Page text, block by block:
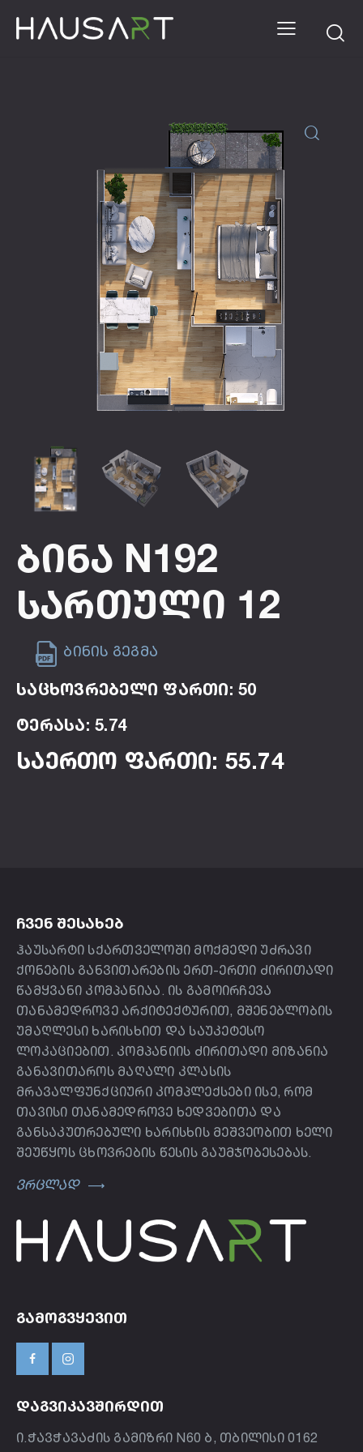
Ბინა N192
Სართული 12
ბინის გეგმა
საცხოვრებელი ფართი: 50
ტერასა: 5.74
საერთო ფართი: 55.74
ᲩᲕᲔᲜ ᲨᲔᲡᲐᲮᲔᲑ
ჰაუსარტი სქართველოში მოქმედი უძრავი
ქონების განვითარების ერთ-ერთი ძირითადი
წამყვანი კომპანიაა. ის გამოირჩევა
თანამედროვე არქიტექტურით, მშენებლობის
უმაღლესი ხარისხით და საუკეტესო
ლოკაციებით. კომპანიის ძირითადი მიზანია
განავითაროს მაღალი კლასის
მრავალფუნქციური კომპლექსები ისე, რომ
თავისი თანამედროვე ხედვებითა და
განსაკუთრებული ხარისხის მეშვეობით ხელი
შეუწყოს ცხოვრების წესის გაუმჯობესებას.
ვრცლად
ᲒᲐᲛᲝᲒᲕᲧᲔᲕᲘᲗ
ᲓᲐᲒᲕᲘᲙᲐᲕᲨᲘᲠᲓᲘᲗ
ი.ჭავჭავაძის გამიზრი N60 ბ, თბილისი 0162